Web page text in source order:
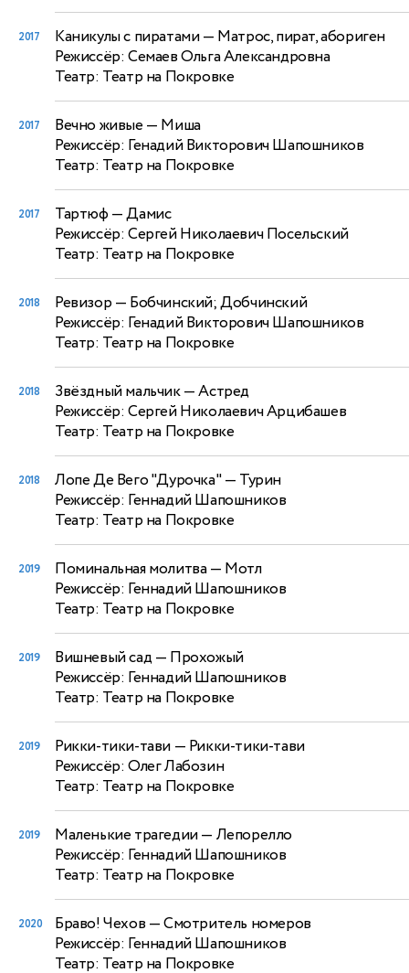
2017 Каникулы с пиратами— Матрос, пират, абориген
Режиссёр: Семаев Ольга Александровна
Театр: Театр на Покровке
2017 Вечно живые— Миша
Режиссёр: Генадий Викторович Шапошников
Театр: Театр на Покровке
2017 Тартюф — Дамис
Режиссёр: Сергей Николаевич Посельский
Театр: Театр на Покровке
2018 Ревизор — Бобчинский; Добчинский
Режиссёр: Генадий Викторович Шапошников
Театр: Театр на Покровке
2018 Звёздный мальчик— Астред
Режиссёр: Сергей Николаевич Арцибашев
Театр: Театр на Покровке
2018 Лопе Де Вего "Дурочка"— Турин
Режиссёр: Геннадий Шапошников
Театр: Театр на Покровке
2019 Поминальная молитва— Мотл
Режиссёр: Геннадий Шапошников
Театр: Театр на Покровке
2019 Вишневый сад— Прохожый
Режиссёр: Геннадий Шапошников
Театр: Театр на Покровке
2019 Рикки-тики-тави — Рикки-тики-тави
Режиссёр: Олег Лабозин
Театр: Театр на Покровке
2019 Маленькие трагедии— Лепорелло
Режиссёр: Геннадий Шапошников
Театр: Театр на Покровке
2020 Браво! Чехов — Смотритель номеров
Режиссёр: Геннадий Шапошников
Театр: Театр на Покровке